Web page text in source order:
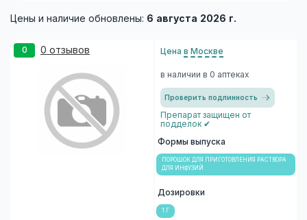
Цены и наличие обновлены: 6 августа 2026 г.
0 0 отзывов Цена в Москве
в наличии в 0 аптеках
Проверить подлинность
Препарат защищен от
подделок ✔
Формы выпуска
ПОРОШОК ДЛЯ ПРИГОТОВЛЕНИЯ РАСТВОРА
ДЛЯ ИНФУЗИЙ
Дозировки
1 Г